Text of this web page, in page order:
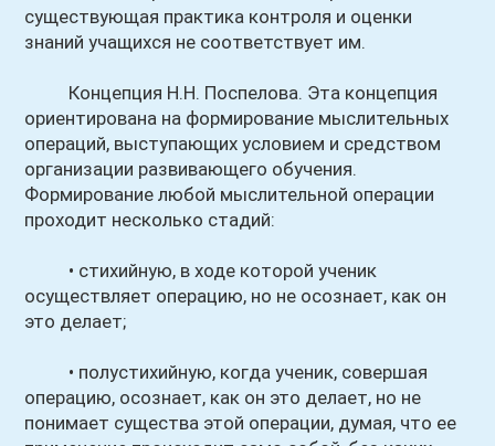
существующая практика контроля и оценки
знаний учащихся не соответствует им.
Концепция Н.Н. Поспелова. Эта концепция
ориентирована на формирование мыслительных
операций, выступающих условием и средством
организации развивающего обучения.
Формирование любой мыслительной операции
проходит несколько стадий:
• стихийную, в ходе которой ученик
осуществляет операцию, но не осознает, как он
это делает;
• полустихийную, когда ученик, совершая
операцию, осознает, как он это делает, но не
понимает существа этой операции, думая, что ее